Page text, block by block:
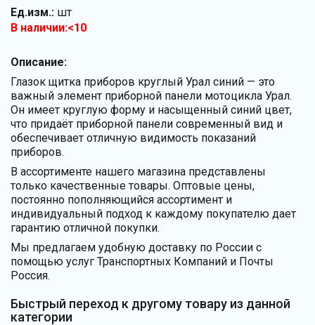
Ед.изм.: шт
В наличии:<10
Описание:
Глазок щитка приборов круглый Урал синий — это
важный элемент приборной панели мотоцикла Урал.
Он имеет круглую форму и насыщенный синий цвет,
что придаёт приборной панели современный вид и
обеспечивает отличную видимость показаний
приборов.
В ассортименте нашего магазина представлены
только качественные товары. Оптовые цены,
постоянно пополняющийся ассортимент и
индивидуальный подход к каждому покупателю дает
гарантию отличной покупки.
Мы предлагаем удобную доставку по России с
помощью услуг Транспортных Компаний и Почты
Россия.
Быстрый переход к другому товару из данной
категории